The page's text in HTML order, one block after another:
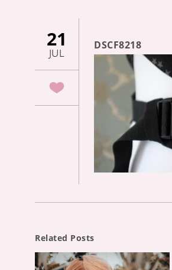
21
JUL
DSCF8218
Related Posts